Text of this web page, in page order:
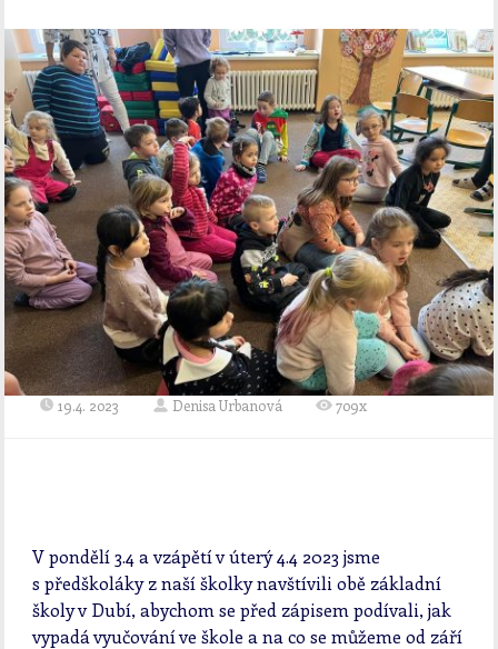
19.4. 2023 Denisa Urbanová 709x
V pondělí 3.4 a vzápětí v úterý 4.4 2023 jsme
s předškoláky z naší školky navštívili obě základní
školy v Dubí, abychom se před zápisem podívali, jak
vypadá vyučování ve škole a na co se můžeme od září